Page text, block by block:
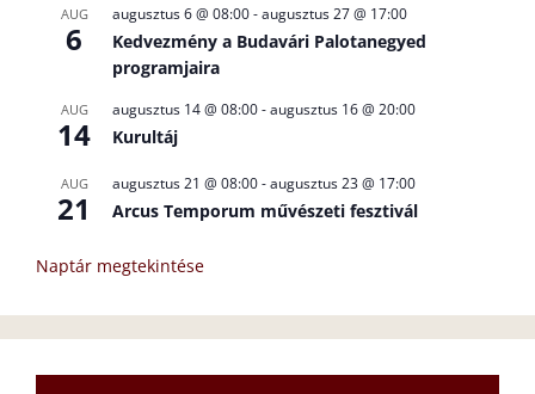
AUG
6
augusztus 6 @ 08:00-augusztus 27 @ 17:00
Kedvezmény a Budavári Palotanegyed
programjaira
AUG
14
augusztus 14 @ 08:00-augusztus 16 @ 20:00
Kurultáj
AUG
21
augusztus 21 @ 08:00-augusztus 23 @ 17:00
Arcus Temporum művészeti fesztivál
Naptár megtekintése